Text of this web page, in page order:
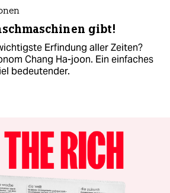
gibt!
Erfindung aller Zeiten?
Chang Ha-joon. Ein einfaches
bedeutender.